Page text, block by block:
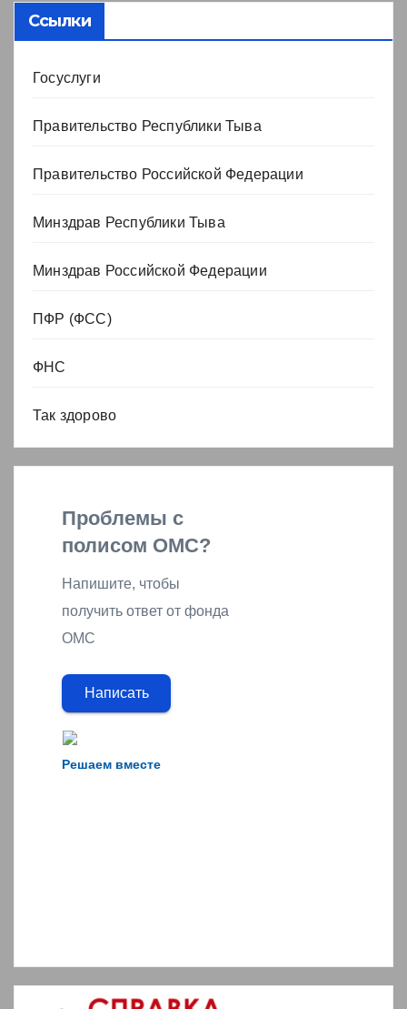
Ссылки
Госуслуги
Правительство Республики Тыва
Правительство Российской Федерации
Минздрав Республики Тыва
Минздрав Российской Федерации
ПФР (ФСС)
ФНС
Так здорово
Решаем вместе
Проблемы с
полисом ОМС?
Напишите, чтобы
получить ответ от фонда
ОМС
Написать